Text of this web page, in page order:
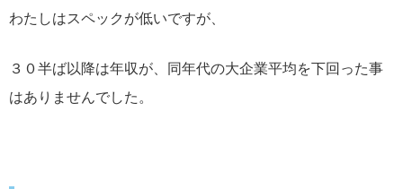
わたしはスペックが低いですが、
３０半ば以降は年収が、同年代の大企業平均を下回った事
はありませんでした。